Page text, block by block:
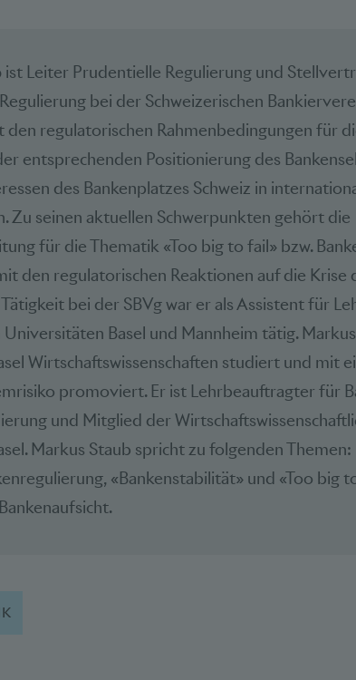
ist Leiter Prudentielle Regulierung und
bei der Schweizerischen
den regulatorischen Rahmenbedingungen für
entsprechenden Positionierung des
des Bankenplatzes Schweiz in
Zu seinen aktuellen Schwerpunkten gehört die
für die Thematik «Too big to fail» bzw.
den regulatorischen Reaktionen auf die Krise
bei der SBVg war er als Assistent für
Universitäten Basel und Mannheim tätig.
Wirtschaftswissenschaften studiert und mit
promoviert. Er ist Lehrbeauftragter für
und Mitglied der
Markus Staub spricht zu folgenden
«Bankenstabilität» und «Too big